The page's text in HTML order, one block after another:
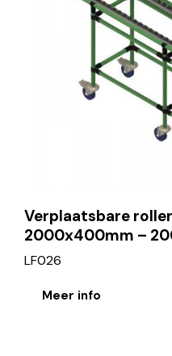
Verplaatsbare
2000x400mm –
LF026
Meer info